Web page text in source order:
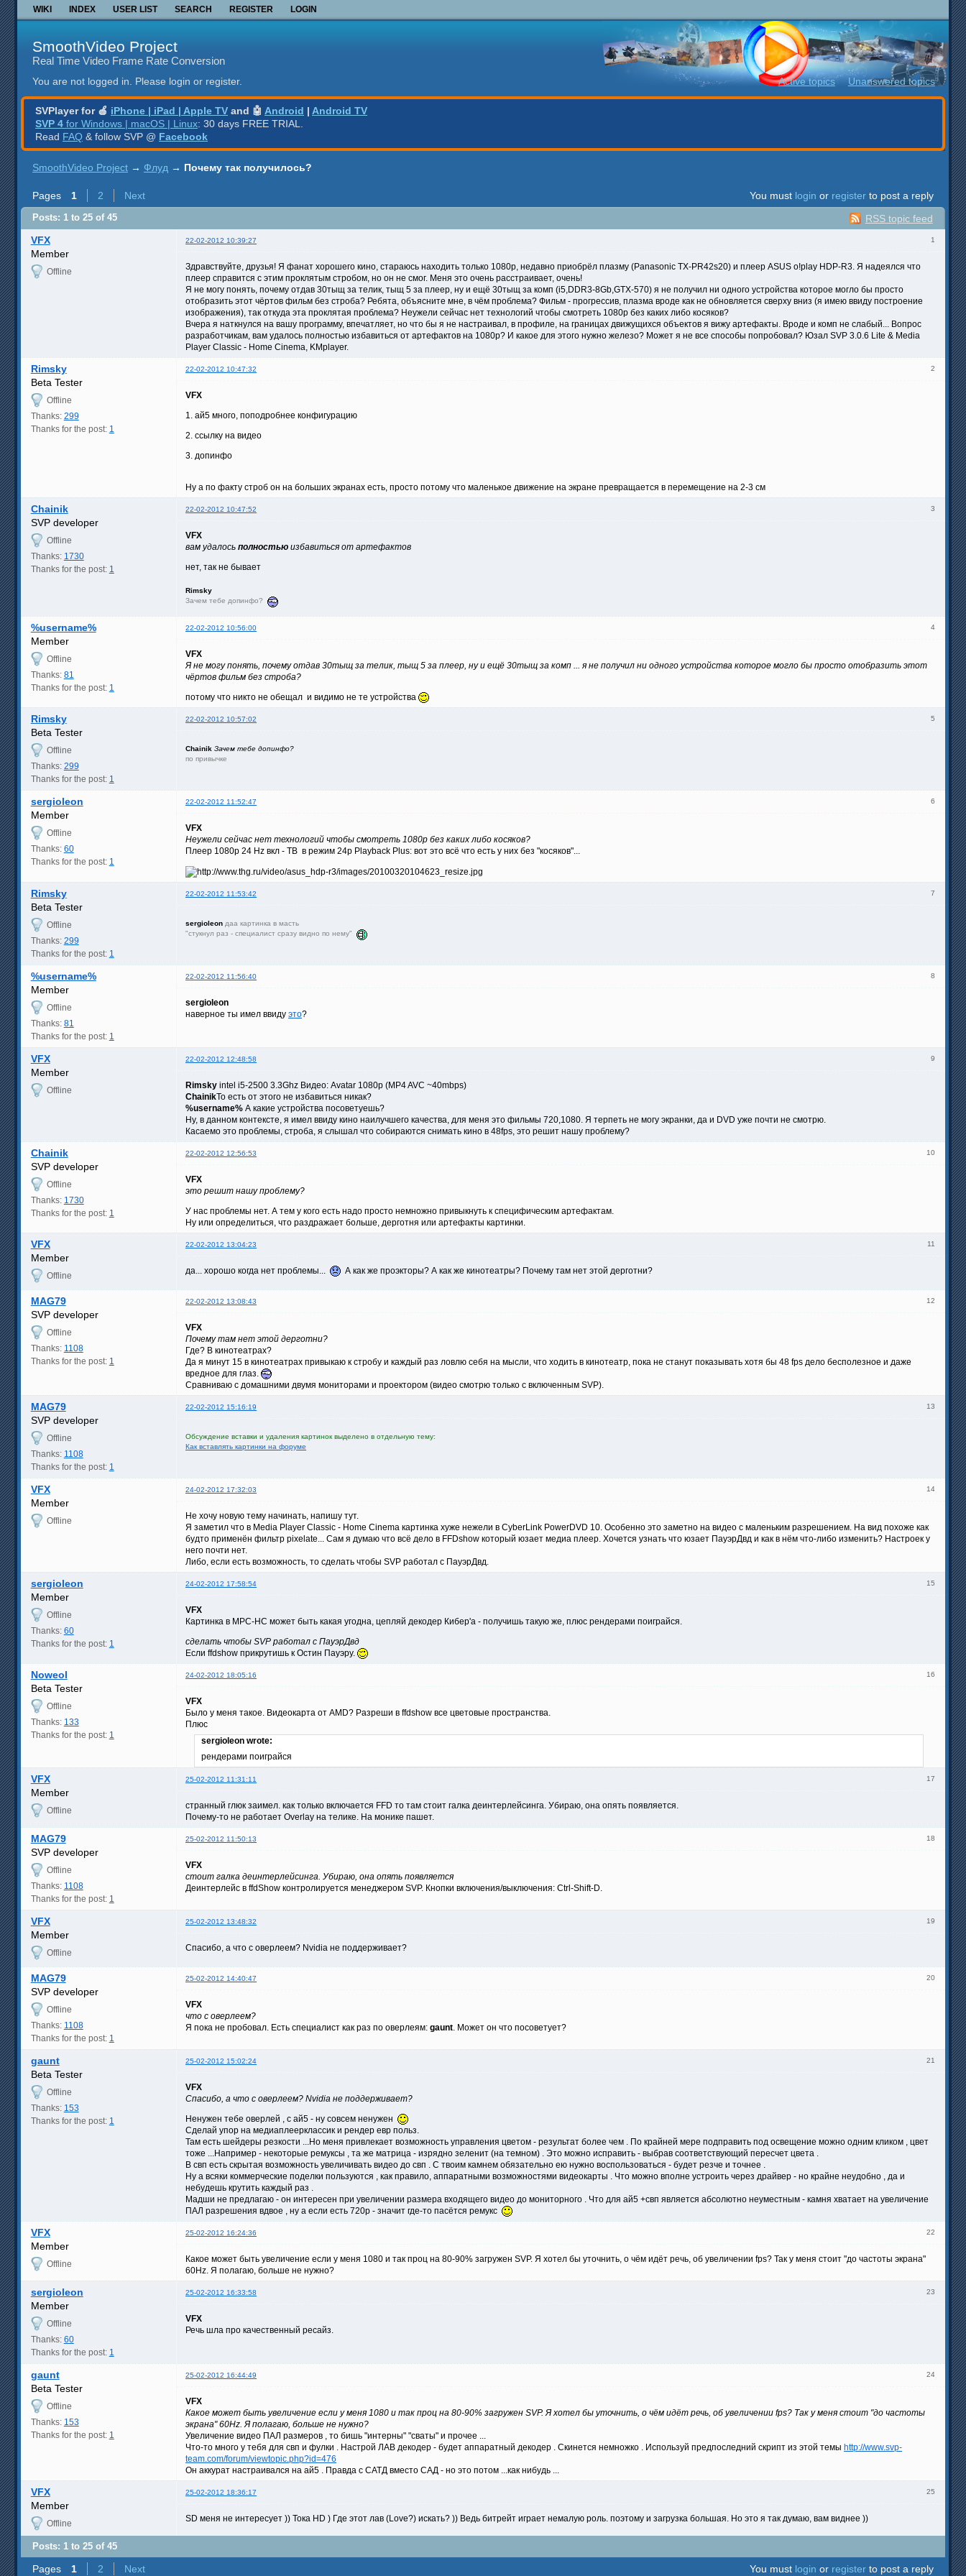
WIKI INDEX USER LIST SEARCH REGISTER LOGIN
SmoothVideo Project
Real Time Video Frame Rate Conversion
You are not logged in. Please login or register. Active topics Unanswered topics
SVPlayer for 🍎 iPhone | iPad | Apple TV and 🤖 Android | Android TV
SVP 4 for Windows | macOS | Linux: 30 days FREE TRIAL.
Read FAQ & follow SVP @ Facebook
SmoothVideo Project → Флуд → Почему так получилось?
Pages 1 2 Next You must login or register to post a reply
RSS topic feed
Posts: 1 to 25 of 45
1
VFX 22-02-2012 10:39:27
Member
Offline
Здравствуйте, друзья! Я фанат хорошего кино, стараюсь находить только 1080p, недавно приобрёл плазму (Panasonic TX-PR42s20) и плеер ASUS o!play HDP-R3. Я надеялся что
плеер справится с этим проклятым стробом, но он не смог. Меня это очень расстраивает, очень!
Я не могу понять, почему отдав 30тыщ за телик, тыщ 5 за плеер, ну и ещё 30тыщ за комп (i5,DDR3-8Gb,GTX-570) я не получил ни одного устройства которое могло бы просто
отобразить этот чёртов фильм без строба? Ребята, объясните мне, в чём проблема? Фильм - прогрессив, плазма вроде как не обновляется сверху вниз (я имею ввиду построение
изображения), так откуда эта проклятая проблема? Неужели сейчас нет технологий чтобы смотреть 1080р без каких либо косяков?
Вчера я наткнулся на вашу программу, впечатляет, но что бы я не настраивал, в профиле, на границах движущихся объектов я вижу артефакты. Вроде и комп не слабый... Вопрос
разработчикам, вам удалось полностью избавиться от артефактов на 1080р? И какое для этого нужно железо? Может я не все способы попробовал? Юзал SVP 3.0.6 Lite & Media
Player Classic - Home Cinema, KMplayer.
2
Rimsky 22-02-2012 10:47:32
Beta Tester
Offline
Thanks: 299
Thanks for the post: 1
VFX
1. ай5 много, поподробнее конфигурацию
2. ссылку на видео
3. допинфо
Ну а по факту строб он на больших экранах есть, просто потому что маленькое движение на экране превращается в перемещение на 2-3 см
3
Chainik 22-02-2012 10:47:52
SVP developer
Offline
Thanks: 1730
Thanks for the post: 1
VFX
вам удалось полностью избавиться от артефактов
нет, так не бывает
Rimsky
Зачем тебе допинфо?
4
%username% 22-02-2012 10:56:00
Member
Offline
Thanks: 81
Thanks for the post: 1
VFX
Я не могу понять, почему отдав 30тыщ за телик, тыщ 5 за плеер, ну и ещё 30тыщ за комп ... я не получил ни одного устройства которое могло бы просто отобразить этот
чёртов фильм без строба?
потому что никто не обещал и видимо не те устройства
5
Rimsky 22-02-2012 10:57:02
Beta Tester
Offline
Thanks: 299
Thanks for the post: 1
Chainik Зачем тебе допинфо?
по привычке
6
sergioleon 22-02-2012 11:52:47
Member
Offline
Thanks: 60
Thanks for the post: 1
VFX
Неужели сейчас нет технологий чтобы смотреть 1080р без каких либо косяков?
Плеер 1080p 24 Hz вкл - ТВ в режим 24p Playback Plus: вот это всё что есть у них без "косяков"...
7
Rimsky 22-02-2012 11:53:42
Beta Tester
Offline
Thanks: 299
Thanks for the post: 1
sergioleon даа картинка в масть
"стукнул раз - специалист сразу видно по нему"
8
%username% 22-02-2012 11:56:40
Member
Offline
Thanks: 81
Thanks for the post: 1
sergioleon
наверное ты имел ввиду это?
9
VFX 22-02-2012 12:48:58
Member
Offline Rimsky intel i5-2500 3.3Ghz Видео: Avatar 1080p (MP4 AVC ~40mbps)
ChainikТо есть от этого не избавиться никак?
%username% А какие устройства посоветуешь?
Ну, в данном контексте, я имел ввиду кино наилучшего качества, для меня это фильмы 720,1080. Я терпеть не могу экранки, да и DVD уже почти не смотрю.
Касаемо это проблемы, строба, я слышал что собираются снимать кино в 48fps, это решит нашу проблему?
10
Chainik 22-02-2012 12:56:53
SVP developer
Offline
Thanks: 1730
Thanks for the post: 1
VFX
это решит нашу проблему?
У нас проблемы нет. А тем у кого есть надо просто немножно привыкнуть к специфическим артефактам.
Ну или определиться, что раздражает больше, дерготня или артефакты картинки.
11
VFX 22-02-2012 13:04:23
Member
Offline да... хорошо когда нет проблемы... А как же проэкторы? А как же кинотеатры? Почему там нет этой дерготни?
12
MAG79 22-02-2012 13:08:43
SVP developer
Offline
Thanks: 1108
Thanks for the post: 1
VFX
Почему там нет этой дерготни?
Где? В кинотеатрах?
Да я минут 15 в кинотеатрах привыкаю к стробу и каждый раз ловлю себя на мысли, что ходить в кинотеатр, пока не станут показывать хотя бы 48 fps дело бесполезное и даже
вредное для глаз.
Сравниваю с домашними двумя мониторами и проектором (видео смотрю только с включенным SVP).
13
MAG79 22-02-2012 15:16:19
SVP developer
Offline
Thanks: 1108
Thanks for the post: 1
Обсуждение вставки и удаления картинок выделено в отдельную тему:
Как вставлять картинки на форуме
14
VFX 24-02-2012 17:32:03
Member
Offline
Не хочу новую тему начинать, напишу тут.
Я заметил что в Media Player Classic - Home Cinema картинка хуже нежели в CyberLink PowerDVD 10. Особенно это заметно на видео с маленьким разрешением. На вид похоже как
будто применён фильтр pixelate... Сам я думаю что всё дело в FFDshow который юзает медиа плеер. Хочется узнать что юзает ПауэрДвд и как в нём что-либо изменить? Настроек у
него почти нет.
Либо, если есть возможность, то сделать чтобы SVP работал с ПауэрДвд.
15
sergioleon 24-02-2012 17:58:54
Member
Offline
Thanks: 60
Thanks for the post: 1
VFX
Картинка в MPC-HC может быть какая угодна, цепляй декодер Кибер'а - получишь такую же, плюс рендерами поиграйся.
сделать чтобы SVP работал с ПауэрДвд
Если ffdshow прикрутишь к Остин Пауэру.
16
Noweol 24-02-2012 18:05:16
Beta Tester
Offline
Thanks: 133
Thanks for the post: 1
VFX
Было у меня такое. Видеокарта от AMD? Разреши в ffdshow все цветовые пространства.
Плюс
sergioleon wrote:
рендерами поиграйся
17
VFX 25-02-2012 11:31:11
Member
Offline
странный глюк заимел. как только включается FFD то там стоит галка деинтерлейсинга. Убираю, она опять появляется.
Почему-то не работает Overlay на телике. На монике пашет.
18
MAG79 25-02-2012 11:50:13
SVP developer
Offline
Thanks: 1108
Thanks for the post: 1
VFX
стоит галка деинтерлейсинга. Убираю, она опять появляется
Деинтерлейс в ffdShow контролируется менеджером SVP. Кнопки включения/выключения: Ctrl-Shift-D.
19
VFX 25-02-2012 13:48:32
Member
Offline Спасибо, а что с оверлеем? Nvidia не поддерживает?
20
MAG79 25-02-2012 14:40:47
SVP developer
Offline
Thanks: 1108
Thanks for the post: 1
VFX
что с оверлеем?
Я пока не пробовал. Есть специалист как раз по оверлеям: gaunt. Может он что посоветует?
21
gaunt 25-02-2012 15:02:24
Beta Tester
Offline
Thanks: 153
Thanks for the post: 1
VFX
Спасибо, а что с оверлеем? Nvidia не поддерживает?
Ненужен тебе оверлей , с ай5 - ну совсем ненужен
Сделай упор на медиаплеерклассик и рендер евр польз.
Там есть шейдеры резкости ...Но меня привлекает возможность управления цветом - результат более чем . По крайней мере подправить под освещение можно одним кликом , цвет
тоже ...Например - некоторые ремуксы , та же матрица - изрядно зеленит (на темном) . Это можно исправить - выбрав соответствующий пересчет цвета .
В свп есть скрытая возможность увеличивать видео до свп . С твоим камнем обязательно ею нужно воспользоваться - будет резче и точнее .
Ну а всяки коммерческие поделки пользуются , как правило, аппаратными возможностями видеокарты . Что можно вполне устроить через драйвер - но крайне неудобно , да и
небудешь крутить каждый раз .
Мадши не предлагаю - он интересен при увеличении размера входящего видео до мониторного . Что для ай5 +свп является абсолютно неуместным - камня хватает на увеличение
ПАЛ разрешения вдвое , ну а если есть 720р - значит где-то пасётся ремукс
22
VFX 25-02-2012 16:24:36
Member
Offline
Какое может быть увеличение если у меня 1080 и так проц на 80-90% загружен SVP. Я хотел бы уточнить, о чём идёт речь, об увеличении fps? Так у меня стоит "до частоты экрана"
60Hz. Я полагаю, больше не нужно?
23
sergioleon 25-02-2012 16:33:58
Member
Offline
Thanks: 60
Thanks for the post: 1
VFX
Речь шла про качественный ресайз.
24
gaunt 25-02-2012 16:44:49
Beta Tester
Offline
Thanks: 153
Thanks for the post: 1
VFX
Какое может быть увеличение если у меня 1080 и так проц на 80-90% загружен SVP. Я хотел бы уточнить, о чём идёт речь, об увеличении fps? Так у меня стоит "до частоты
экрана" 60Hz. Я полагаю, больше не нужно?
Увеличение видео ПАЛ размеров , то бишь "интерны" "сваты" и прочее ...
Что-то много у тебя для свп и фулки . Настрой ЛАВ декодер - будет аппаратный декодер . Скинется немножко . Используй предпоследний скрипт из этой темы http://www.svp-
team.com/forum/viewtopic.php?id=476
Он аккурат настраивался на ай5 . Правда с САТД вместо САД - но это потом ...как нибудь ...
25
VFX 25-02-2012 18:36:17
Member
Offline SD меня не интересует )) Тока HD ) Где этот лав (Love?) искать? )) Ведь битрейт играет немалую роль. поэтому и загрузка большая. Но это я так думаю, вам виднее ))
Posts: 1 to 25 of 45
Pages 1 2 Next You must login or register to post a reply